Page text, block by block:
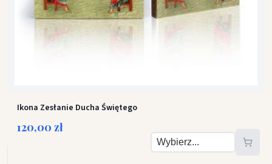
Ikona Zesłanie Ducha Świętego
120,00 zł